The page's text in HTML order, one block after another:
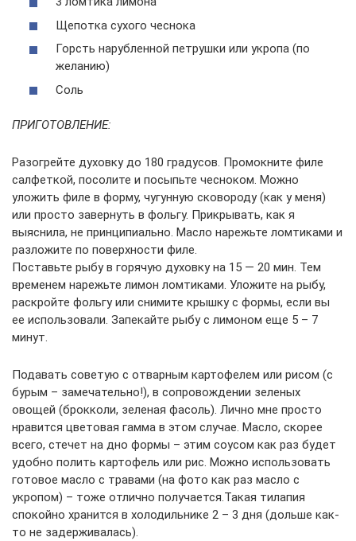
Щепотка сухого чеснока
Горсть нарубленной петрушки или укропа (по
желанию)
Соль
ПРИГОТОВЛЕНИЕ:
Разогрейте духовку до 180 градусов. Промокните филе
салфеткой, посолите и посыпьте чесноком. Можно
уложить филе в форму, чугунную сковороду (как у меня)
или просто завернуть в фольгу. Прикрывать, как я
выяснила, не принципиально. Масло нарежьте ломтиками и
разложите по поверхности филе.
Поставьте рыбу в горячую духовку на 15 — 20 мин. Тем
временем нарежьте лимон ломтиками. Уложите на рыбу,
раскройте фольгу или снимите крышку с формы, если вы
ее использовали. Запекайте рыбу с лимоном еще 5 – 7
минут.
Подавать советую с отварным картофелем или рисом (с
бурым – замечательно!), в сопровождении зеленых
овощей (брокколи, зеленая фасоль). Лично мне просто
нравится цветовая гамма в этом случае. Масло, скорее
всего, стечет на дно формы – этим соусом как раз будет
удобно полить картофель или рис. Можно использовать
готовое масло с травами (на фото как раз масло с
укропом) – тоже отлично получается.Такая тилапия
спокойно хранится в холодильнике 2 – 3 дня (дольше как-
то не задерживалась).